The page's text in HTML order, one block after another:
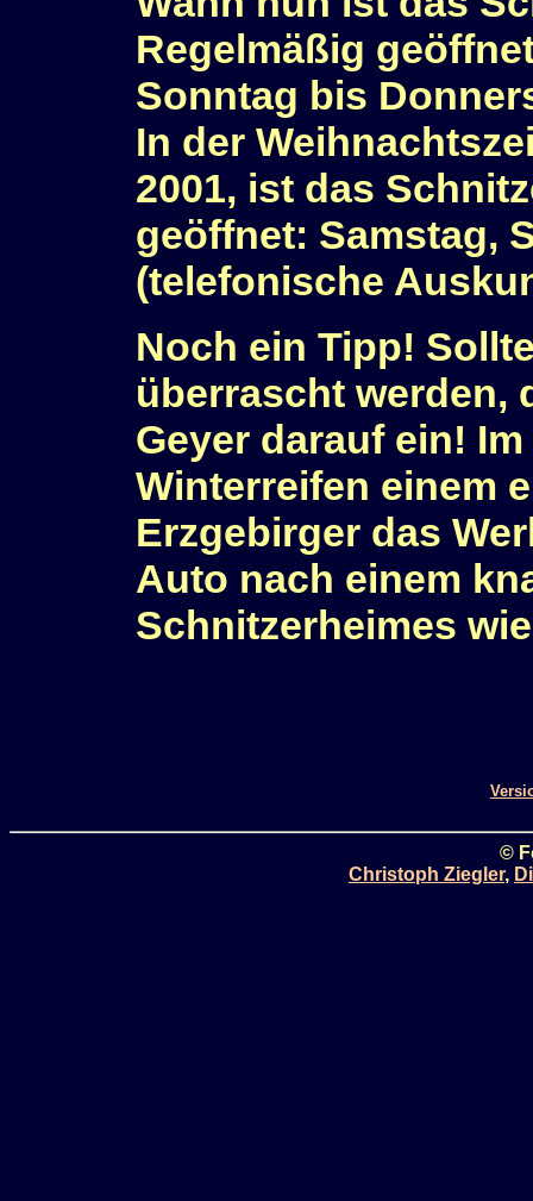
Regelmäßig
Sonntag bis
In der
2001, ist das
geöffnet: Samstag,
(telefonische
Noch ein Tipp!
überrascht werden,
Geyer darauf ein!
Winterreifen einem
Erzgebirger das
Auto nach einem
Schnitzerheimes
©
Christoph Ziegler,